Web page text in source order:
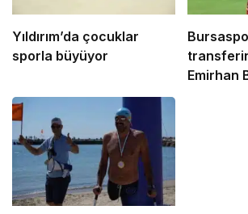
Yıldırım’da çocuklar
sporla büyüyor
Emirhan